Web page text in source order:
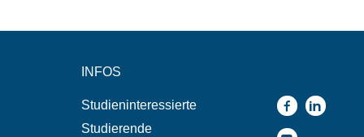
INFOS
Studieninteressierte
Studierende